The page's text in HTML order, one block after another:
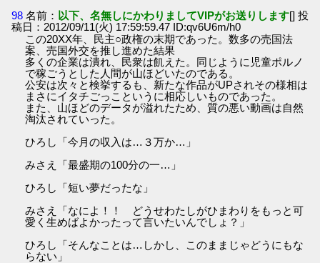
98 名前： 以下、名無しにかわりましてVIPがお送りします[] 投
稿日：2012/09/11(火) 17:59:59.47 ID:qv6U6m/h0
この20XX年、民主○政権の末期であった。数多の売国法
案、売国外交を推し進めた結果
多くの企業は潰れ、民衆は飢えた。同じように児童ポルノ
で稼ごうとした人間が山ほどいたのである。
公安は次々と検挙するも、新たな作品がUPされその様相は
まさにイタチごっこというに相応しいものであった。
また、山ほどのデータが溢れたため、質の悪い動画は自然
淘汰されていった。
ひろし「今月の収入は…３万か…」
みさえ「最盛期の100分の一…」
ひろし「短い夢だったな」
みさえ「なによ！！ どうせわたしがひまわりをもっと可
愛く生めばよかったって言いたいんでしょ？」
ひろし「そんなことは…しかし、このままじゃどうにもな
らない」